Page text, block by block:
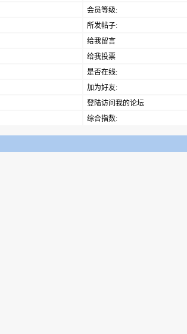
会员等级:
所发帖子:
给我留言
给我投票
是否在线:
加为好友:
登陆访问我的论坛
综合指数: